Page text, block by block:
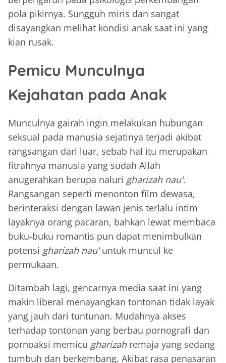
pola pikirnya. Sungguh miris dan sangat
disayangkan melihat kondisi anak saat ini yang
kian rusak.
Pemicu Munculnya
Kejahatan pada Anak
Munculnya gairah ingin melakukan hubungan
seksual pada manusia sejatinya terjadi akibat
rangsangan dari luar, sebab hal itu merupakan
fitrahnya manusia yang sudah Allah
anugerahkan berupa naluri gharizah nau'.
Rangsangan seperti menonton film dewasa,
berinteraksi dengan lawan jenis terlalu intim
layaknya orang pacaran, bahkan lewat membaca
buku-buku romantis pun dapat menimbulkan
potensi gharizah nau'untuk muncul ke
permukaan.
Ditambah lagi, gencarnya media saat ini yang
makin liberal menayangkan tontonan tidak layak
yang jauh dari tuntunan. Mudahnya akses
terhadap tontonan yang berbau pornografi dan
pornoaksi memicu gharizahremaja yang sedang
tumbuh dan berkembang. Akibat rasa penasaran